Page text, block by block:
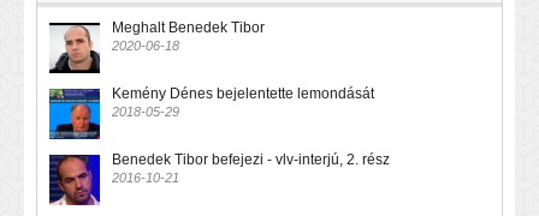
Meghalt Benedek Tibor
2020-06-18
Kemény Dénes bejelentette lemondását
2018-05-29
Benedek Tibor befejezi - vlv-interjú, 2. rész
2016-10-21